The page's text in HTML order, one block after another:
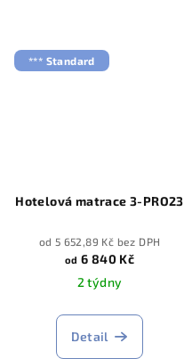
*** Standard
Hotelová matrace 3-PRO23
od 5 652,89 Kč bez DPH
od 6 840 Kč
2 týdny
Detail